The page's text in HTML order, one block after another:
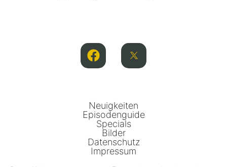
Neuigkeiten
Episodenguide
Specials
Bilder
Datenschutz
Impressum